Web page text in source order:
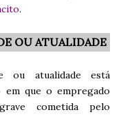
.
OU ATUALIDADE
ou atualidade está
em que o empregado
cometida pelo